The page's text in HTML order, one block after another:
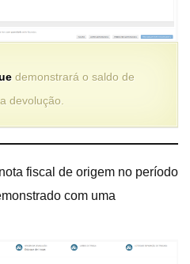
demonstrará o saldo de
devolução.
fiscal de origem no período
com uma